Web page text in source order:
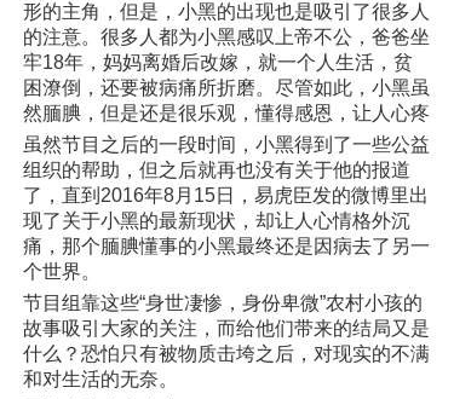
形的主角，但是，小黑的出现也是吸引了很多人
的注意。很多人都为小黑感叹上帝不公，爸爸坐
牢18年，妈妈离婚后改嫁，就一个人生活，贫
困潦倒，还要被病痛所折磨。尽管如此，小黑虽
然腼腆，但是还是很乐观，懂得感恩，让人心疼
虽然节目之后的一段时间，小黑得到了一些公益
组织的帮助，但之后就再也没有关于他的报道
了，直到2016年8月15日，易虎臣发的微博里出
现了关于小黑的最新现状，却让人心情格外沉
痛，那个腼腆懂事的小黑最终还是因病去了另一
个世界。
节目组靠这些“身世凄惨，身份卑微”农村小孩的
故事吸引大家的关注，而给他们带来的结局又是
什么？恐怕只有被物质击垮之后，对现实的不满
和对生活的无奈。